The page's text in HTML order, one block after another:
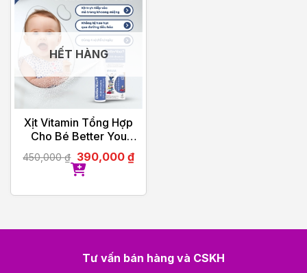
HẾT HÀNG
Xịt Vitamin Tổng Hợp
Cho Bé Better You
Multivitamin 25ml
450,000₫ 390,000 ₫
Tư vấn bán hàng và CSKH